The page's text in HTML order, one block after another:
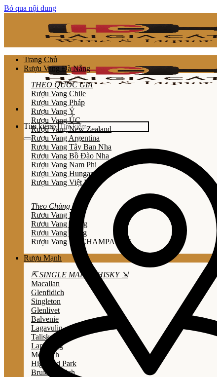
Bỏ qua nội dung
Tìm kiếm:
Trang Chủ
Rượu Vang Đà Nẵng
THEO QUỐC GIA
Rượu Vang Chile
Rượu Vang Pháp
Rượu Vang Ý
Rượu Vang ÚC
Rượu Vang New Zealand
Rượu Vang Argentina
Rượu Vang Tây Ban Nha
Rượu Vang Bồ Đào Nha
Rượu Vang Nam Phi
Rượu Vang Hungary
Rượu Vang Việt Nam
Theo Chủng Loại
Rươu Vang Đỏ
Rươu Vang Trắng
Rươu Vang Hồng
Rượu Vang Nổ/CHAMPAGNE
Rượu Mạnh
⇱ SINGLE MALT WHISKY ⇲
Macallan
Glenfidich
Singleton
Glenlivet
Balvenie
Lagavulin
Talisker
Laphroaig
Mortlach
Highland Park
Bruichladdich